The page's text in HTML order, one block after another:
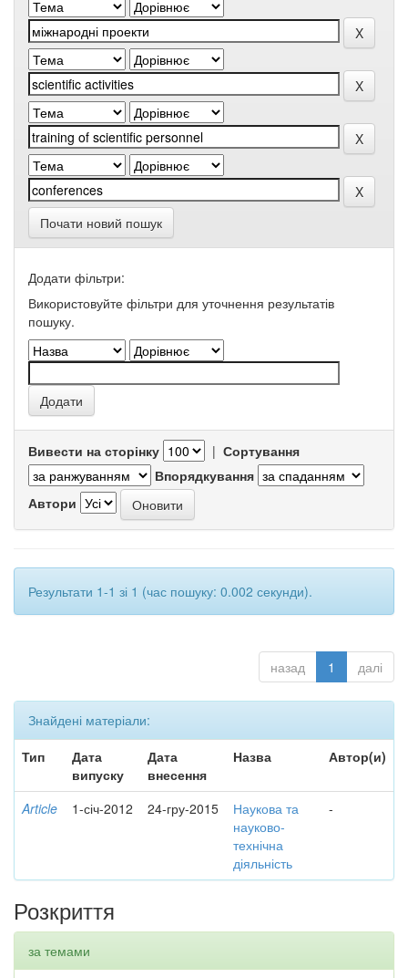
Почати новий пошук
Додати фільтри:
Використовуйте фільтри для уточнення результатів
пошуку.
Вивести на сторінку | Сортування
Впорядкування
Автори
Результати 1-1 зі 1 (час пошуку: 0.002 секунди).
назад 1 далі
Знайдені матеріали:
Тип
Дата
випуску
Дата
внесення
Назва Автор(и)
Article 1-січ-2012 24-гру-2015
Наукова та
науково-
технічна
діяльність
-
Розкриття
за темами